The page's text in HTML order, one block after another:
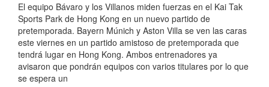
El equipo Bávaro y los Villanos miden fuerzas en el Kai Tak
Sports Park de Hong Kong en un nuevo partido de
pretemporada. Bayern Múnich y Aston Villa se ven las caras
este viernes en un partido amistoso de pretemporada que
tendrá lugar en Hong Kong. Ambos entrenadores ya
avisaron que pondrán equipos con varios titulares por lo que
se espera un